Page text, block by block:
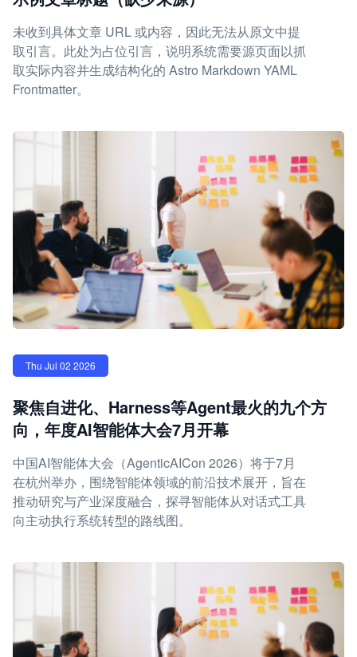
未收到具体文章 URL 或内容，因此无法从原文中提
取引言。此处为占位引言，说明系统需要源页面以抓
取实际内容并生成结构化的 Astro Markdown YAML
Frontmatter。
Thu Jul 02 2026
聚焦自进化、Harness等Agent最火的九个方
向，年度AI智能体大会7月开幕
中国AI智能体大会（AgenticAICon 2026）将于7月
在杭州举办，围绕智能体领域的前沿技术展开，旨在
推动研究与产业深度融合，探寻智能体从对话式工具
向主动执行系统转型的路线图。